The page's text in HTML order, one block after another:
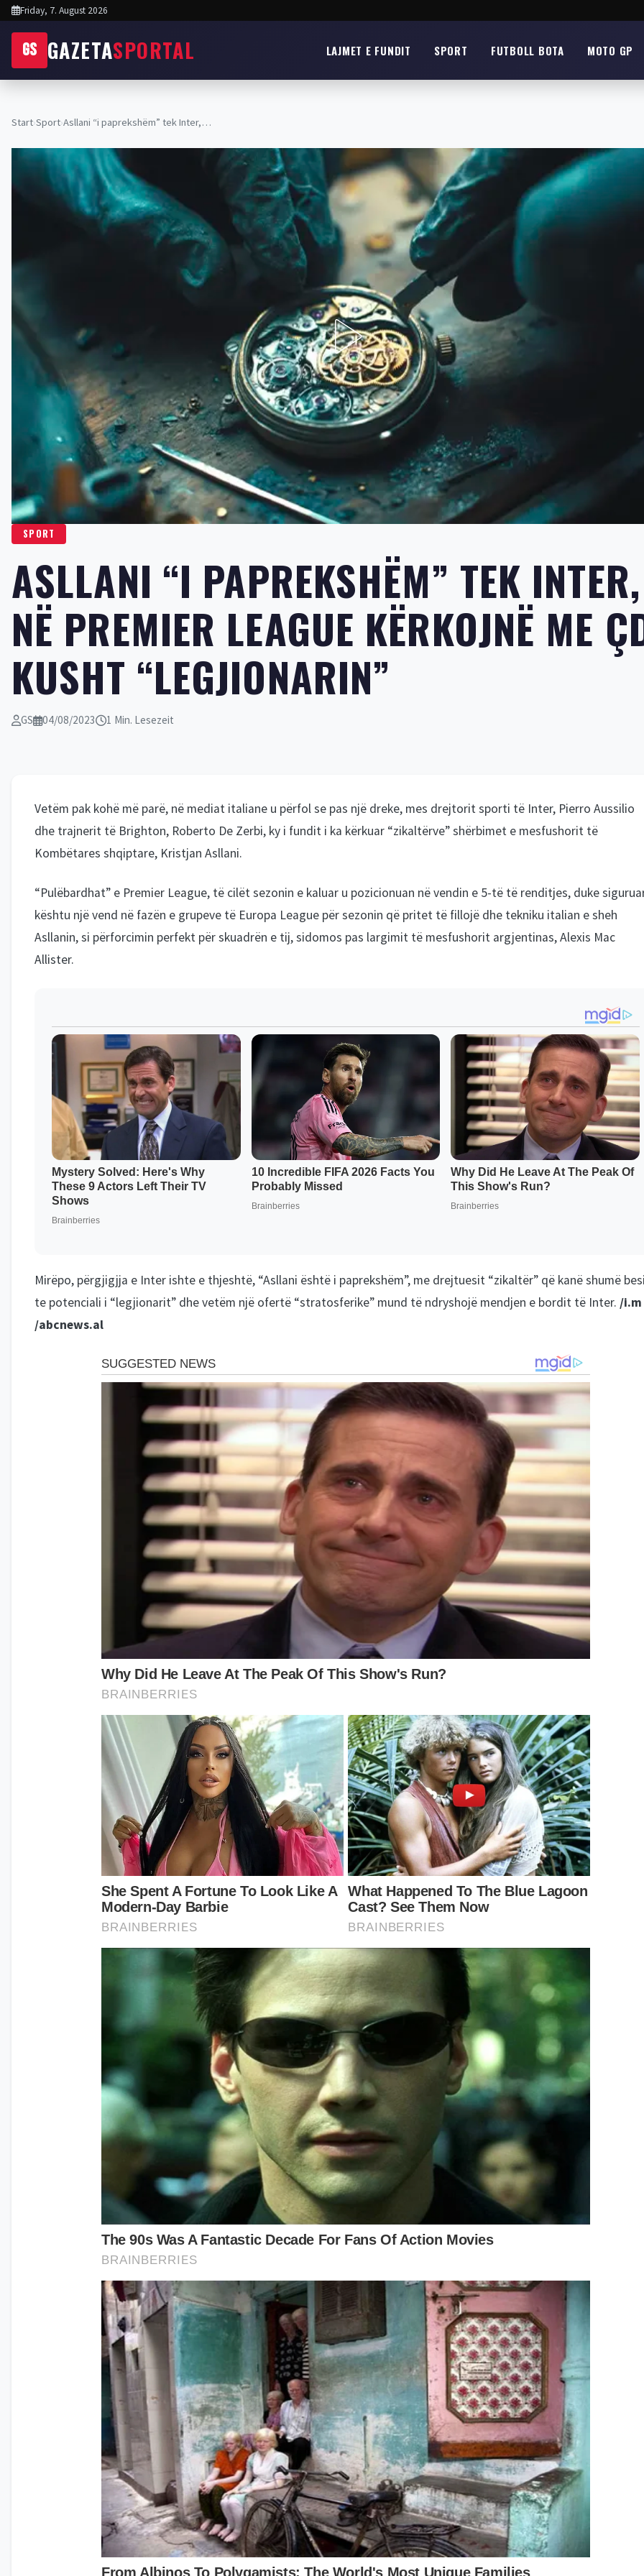
Friday, 7. August 2026
GS GAZETASPORTAL LAJMET E FUNDIT SPORT FUTBOLL BOTA MOTO GP
Start›Sport›Asllani “i paprekshëm” tek Inter,…
SPORT
ASLLANI “I PAPREKSHËM” TEK INTER,
NË PREMIER LEAGUE KËRKOJNË ME
KUSHT “LEGJIONARIN”
GS 04/08/2023 1 Min. Lesezeit
Vetëm pak kohë më parë, në mediat italiane u përfol se pas një dreke, mes drejtorit sporti të Inter, Pierro Aussilio
dhe trajnerit të Brighton, Roberto De Zerbi, ky i fundit i ka kërkuar “zikaltërve” shërbimet e mesfushorit të
Kombëtares shqiptare, Kristjan Asllani.
“Pulëbardhat” e Premier League, të cilët sezonin e kaluar u pozicionuan në vendin e 5-të të renditjes, duke
kështu një vend në fazën e grupeve të Europa League për sezonin që pritet të fillojë dhe tekniku italian e sheh
Asllanin, si përforcimin perfekt për skuadrën e tij, sidomos pas largimit të mesfushorit argjentinas, Alexis Mac
Allister.
Mirëpo, përgjigjja e Inter ishte e thjeshtë, “Asllani është i paprekshëm”, me drejtuesit “zikaltër” që kanë shumë
te potenciali i “legjionarit” dhe vetëm një ofertë “stratosferike” mund të ndryshojë mendjen e bordit të Inter. /i.m
/abcnews.al